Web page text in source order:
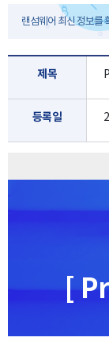
랜섬웨어 최신 정보를
제목
등록일
[